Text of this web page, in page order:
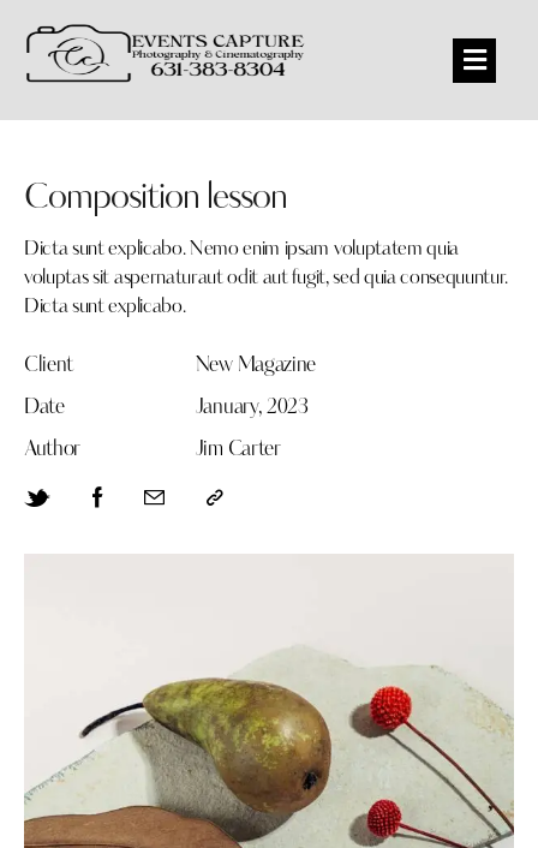
Composition lesson
Dicta sunt explicabo. Nemo enim ipsam voluptatem quia
voluptas sit aspernaturaut odit aut fugit, sed quia consequuntur.
Dicta sunt explicabo.
Client New Magazine
Date January, 2023
Author Jim Carter